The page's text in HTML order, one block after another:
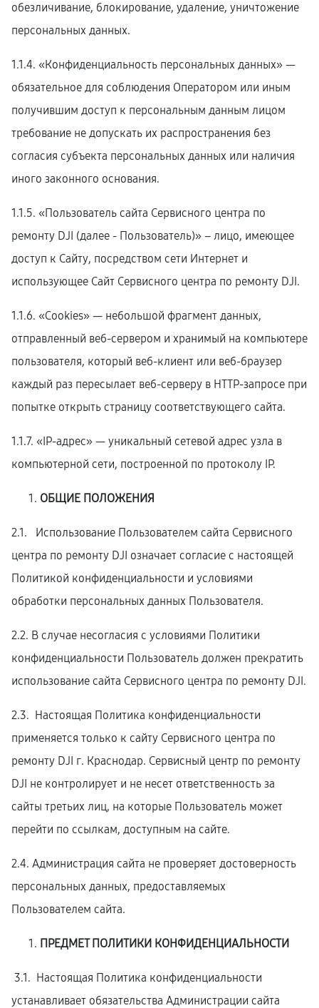
обезличивание, блокирование, удаление, уничтожение
персональных данных.
1.1.4. «Конфиденциальность персональных данных» —
обязательное для соблюдения Оператором или иным
получившим доступ к персональным данным лицом
требование не допускать их распространения без
согласия субъекта персональных данных или наличия
иного законного основания.
1.1.5. «Пользователь сайта Сервисного центра по
ремонту DJI (далее ‑ Пользователь)» – лицо, имеющее
доступ к Сайту, посредством сети Интернет и
использующее Сайт Сервисного центра по ремонту DJI.
1.1.6. «Cookies» — небольшой фрагмент данных,
отправленный веб-сервером и хранимый на компьютере
пользователя, который веб-клиент или веб-браузер
каждый раз пересылает веб-серверу в HTTP-запросе при
попытке открыть страницу соответствующего сайта.
1.1.7. «IP-адрес» — уникальный сетевой адрес узла в
компьютерной сети, построенной по протоколу IP.
ОБЩИЕ ПОЛОЖЕНИЯ
2.1. Использование Пользователем сайта Сервисного
центра по ремонту DJI означает согласие с настоящей
Политикой конфиденциальности и условиями
обработки персональных данных Пользователя.
2.2. В случае несогласия с условиями Политики
конфиденциальности Пользователь должен прекратить
использование сайта Сервисного центра по ремонту DJI.
2.3. Настоящая Политика конфиденциальности
применяется только к сайту Сервисного центра по
ремонту DJI г. Краснодар. Сервисный центр по ремонту
DJI не контролирует и не несет ответственность за
сайты третьих лиц, на которые Пользователь может
перейти по ссылкам, доступным на сайте.
2.4. Администрация сайта не проверяет достоверность
персональных данных, предоставляемых
Пользователем сайта.
ПРЕДМЕТ ПОЛИТИКИ КОНФИДЕНЦИАЛЬНОСТИ
3.1. Настоящая Политика конфиденциальности
устанавливает обязательства Администрации сайта